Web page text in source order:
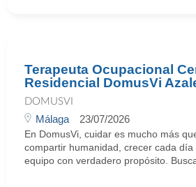
Terapeuta Ocupacional
Residencial DomusVi
DOMUSVI
Málaga 23/07/2026
En DomusVi, cuidar es mucho más
compartir humanidad, crecer cada
equipo con verdadero propósito.